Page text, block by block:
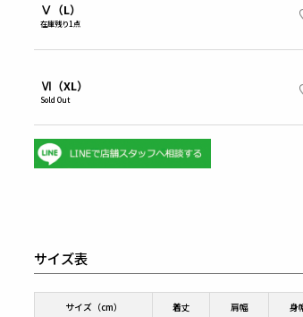
Ⅴ（L）
在庫残り1点
Ⅵ（XL）
Sold Out
サイズ表
サイズ（cm） 着丈 肩幅 身